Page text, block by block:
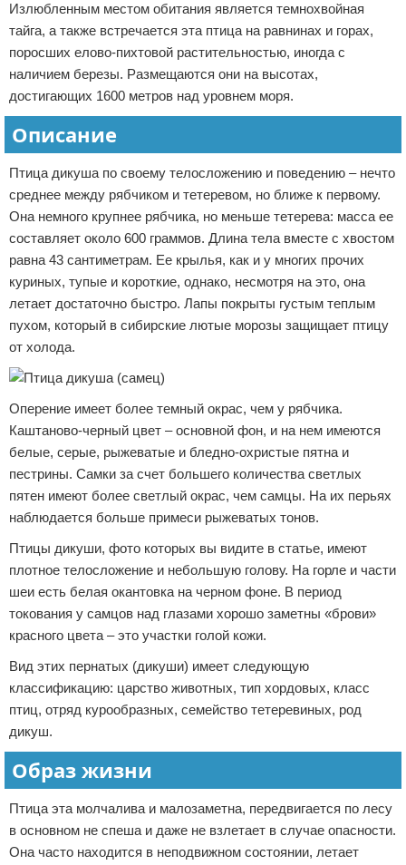
Излюбленным местом обитания является темнохвойная
тайга, а также встречается эта птица на равнинах и горах,
поросших елово-пихтовой растительностью, иногда с
наличием березы. Размещаются они на высотах,
достигающих 1600 метров над уровнем моря.
Описание
Птица дикуша по своему телосложению и поведению – нечто
среднее между рябчиком и тетеревом, но ближе к первому.
Она немного крупнее рябчика, но меньше тетерева: масса ее
составляет около 600 граммов. Длина тела вместе с хвостом
равна 43 сантиметрам. Ее крылья, как и у многих прочих
куриных, тупые и короткие, однако, несмотря на это, она
летает достаточно быстро. Лапы покрыты густым теплым
пухом, который в сибирские лютые морозы защищает птицу
от холода.
Оперение имеет более темный окрас, чем у рябчика.
Каштаново-черный цвет – основной фон, и на нем имеются
белые, серые, рыжеватые и бледно-охристые пятна и
пестрины. Самки за счет большего количества светлых
пятен имеют более светлый окрас, чем самцы. На их перьях
наблюдается больше примеси рыжеватых тонов.
Птицы дикуши, фото которых вы видите в статье, имеют
плотное телосложение и небольшую голову. На горле и части
шеи есть белая окантовка на черном фоне. В период
токования у самцов над глазами хорошо заметны «брови»
красного цвета – это участки голой кожи.
Вид этих пернатых (дикуши) имеет следующую
классификацию: царство животных, тип хордовых, класс
птиц, отряд курообразных, семейство тетеревиных, род
дикуш.
Образ жизни
Птица эта молчалива и малозаметна, передвигается по лесу
в основном не спеша и даже не взлетает в случае опасности.
Она часто находится в неподвижном состоянии, летает